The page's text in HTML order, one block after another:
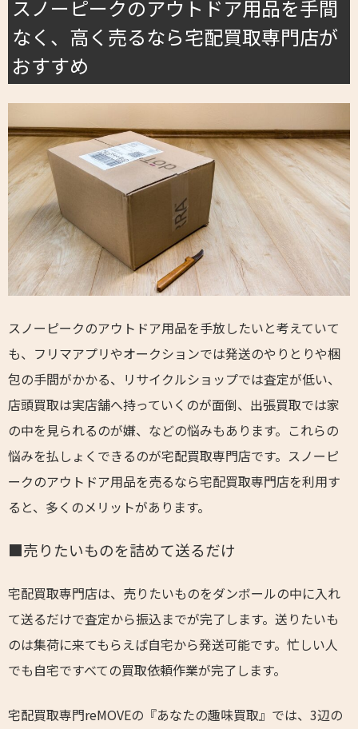
スノーピークのアウトドア用品を手間
なく、高く売るなら宅配買取専門店が
おすすめ
スノーピークのアウトドア用品を手放したいと考えていて
も、フリマアプリやオークションでは発送のやりとりや梱
包の手間がかかる、リサイクルショップでは査定が低い、
店頭買取は実店舗へ持っていくのが面倒、出張買取では家
の中を見られるのが嫌、などの悩みもあります。これらの
悩みを払しょくできるのが宅配買取専門店です。スノーピ
ークのアウトドア用品を売るなら宅配買取専門店を利用す
ると、多くのメリットがあります。
■売りたいものを詰めて送るだけ
宅配買取専門店は、売りたいものをダンボールの中に入れ
て送るだけで査定から振込までが完了します。送りたいも
のは集荷に来てもらえば自宅から発送可能です。忙しい人
でも自宅ですべての買取依頼作業が完了します。
宅配買取専門reMOVEの『あなたの趣味買取』では、3辺の